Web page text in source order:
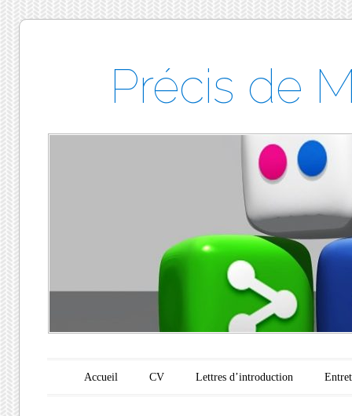
Précis de
Menu principal
Aller au contenu
Accueil CV Lettres d’introduction